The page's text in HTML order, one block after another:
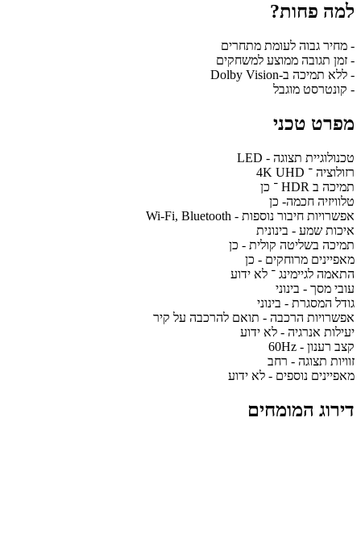
למה פחות?
- מחיר גבוה לעומת מתחרים
- זמן תגובה ממוצע למשחקים
- ללא תמיכה ב-Dolby Vision
- קונטרסט מוגבל
מפרט טכני
טכנולוגיית תצוגה - LED
רזולוציה ־ 4K UHD
תמיכה ב HDR ־ כן
טלוויזיה חכמה- כן
אפשרויות חיבור נוספות - Wi-Fi, Bluetooth
איכות שמע - בינונית
תמיכה בשליטה קולית - כן
מאפיינים מרוחקים - כן
התאמה לגיימינג ־ לא ידוע
עובי מסך - בינוני
גודל המסגרת - בינוני
אפשרויות הרכבה - תואם להרכבה על קיר
יעילות אנרגיה - לא ידוע
קצב רענון - 60Hz
זוויות תצוגה - רחב
מאפיינים נוספים - לא ידוע
דירוג המומחים